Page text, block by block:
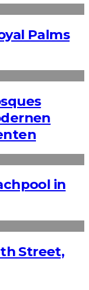
Palms
in
Street,